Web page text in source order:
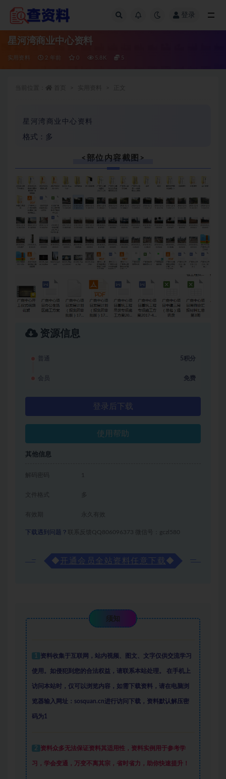
登录
星河湾商业中心资料
实用资料 2 年前 0 5.8K 5
星河湾商业中心资料
格式：多
<部位内容截图>
资源信息
普通 5积分
会员 免费
登录后下载
使用帮助
其他信息
1
文件格式 多
有效期 永久有效
下载遇到问题？ 联系反馈QQ806096373 微信号：gczl580
◆ 开通会员全站资料任意下载◆
须知
1 资料收集于互联网 ， 站内视频、图文、文字仅供交流学习
使用。如侵犯到您的合法权益，请联系本站处理。 在手机上
访问本站时，仅可以浏览内容，如需下载资料，请在电脑浏
览器输入网址：sosquan.cn进行访问下载， 资料默认解压密
码为1
2 资料众多无法保证资料其适用性，资料实例 用于参考学
习，学会变通，万变不离其宗，省时省力，助你快速提升！